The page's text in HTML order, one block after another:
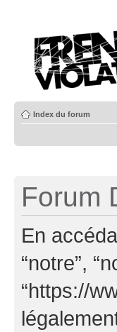
Index du forum
Forum
En
“notre”,
“https://